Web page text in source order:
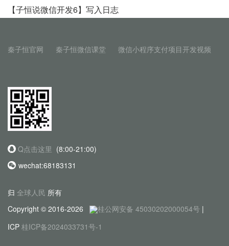
【子恒说微信开发6】写入日志
秦子恒官网 秦子恒微信课堂 微信小程序支付项目开发视频
Q点击这里 (8:00-21:00)
wechat:68183131
归 全球人民 所有
Copyright © 2016-2026
桂公网安备 45030202000054号 |
ICP 桂ICP备2024033731号-1